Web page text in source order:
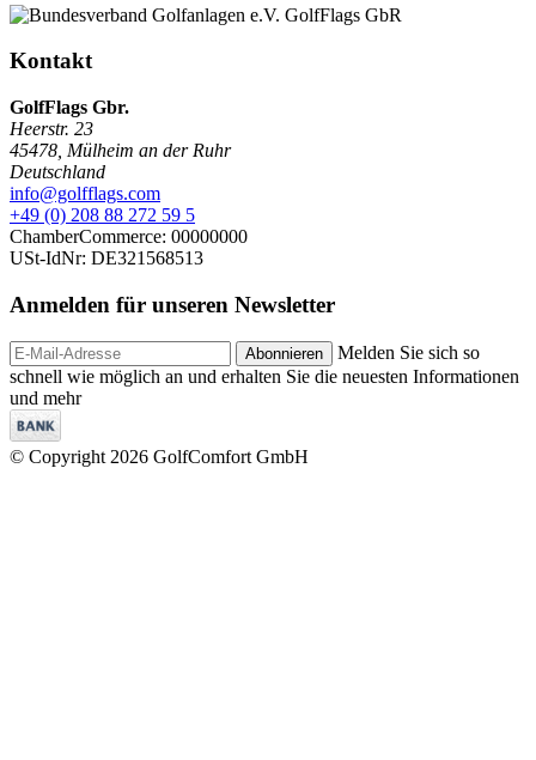
Kontakt
GolfFlags Gbr.
Heerstr. 23
45478 Mülheim an der Ruhr
Deutschland
info@golfflags.com
+49 (0) 208 88 272 59 5
ChamberCommerce: 00000000
USt-IdNr: DE321568513
Anmelden für unseren Newsletter
Abonnieren
Melden Sie sich so
schnell wie möglich an und erhalten Sie die neuesten Informationen
und mehr
© Copyright 2026 GolfComfort GmbH